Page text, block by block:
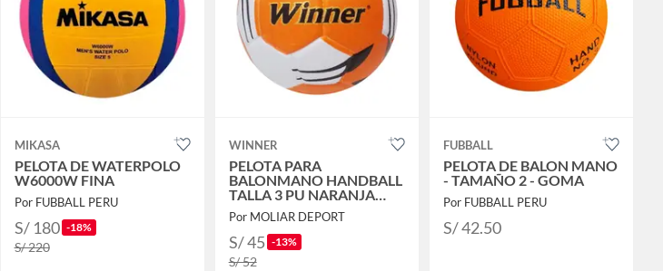
MIKASA
PELOTA DE WATERPOLO
W6000W FINA
Por FUBBALL PERU
S/ 180 -18%
S/ 220
WINNER
PELOTA PARA
BALONMANO HANDBALL
TALLA 3 PU NARANJA
BLANCO
Por MOLIAR DEPORT
S/ 45 -13%
S/ 52
FUBBALL
PELOTA DE BALON MANO
- TAMAÑO 2 - GOMA
Por FUBBALL PERU
S/ 42.50